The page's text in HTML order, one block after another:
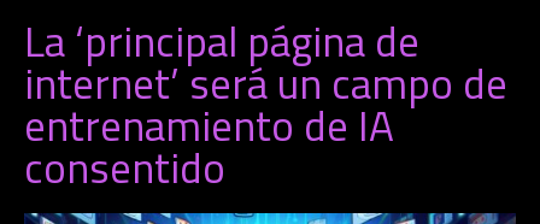
La ‘principal página de
internet’ será un campo de
entrenamiento de IA
consentido